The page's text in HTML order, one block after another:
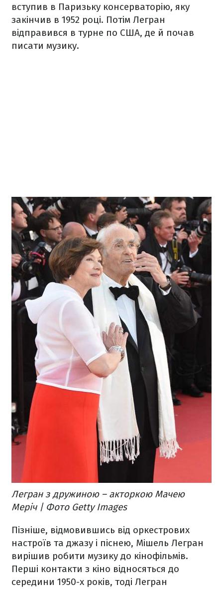
вступив в Паризьку консерваторію, яку
закінчив в 1952 році. Потім Легран
відправився в турне по США, де й почав
писати музику.
Легран з дружиною – акторкою Мачею
Меріч | Фото Getty Images
Пізніше, відмовившись від оркестрових
настроїв та джазу і піснею, Мішель Легран
вирішив робити музику до кінофільмів.
Перші контакти з кіно відносяться до
середини 1950-х років, тоді Легран